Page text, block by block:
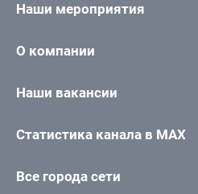
Наши мероприятия
О компании
Наши вакансии
Статистика канала в MAX
Все города сети